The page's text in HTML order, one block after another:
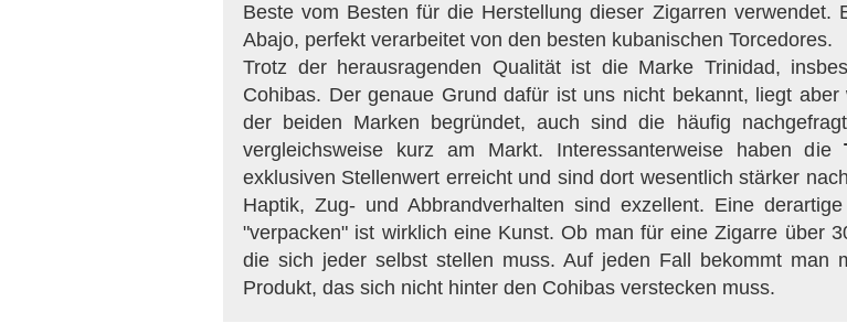
Beste vom Besten für die Herstellung dieser Zigarren verwendet.
Abajo, perfekt verarbeitet von den besten kubanischen Torcedores.
Trotz der herausragenden Qualität ist die Marke Trinidad,
Cohibas. Der genaue Grund dafür ist uns nicht bekannt, liegt
der beiden Marken begründet, auch sind die häufig
vergleichsweise kurz am Markt. Interessanterweise haben die
exklusiven Stellenwert erreicht und sind dort wesentlich stärker
Haptik, Zug- und Abbrandverhalten sind exzellent. Eine
"verpacken" ist wirklich eine Kunst. Ob man für eine Zigarre über
die sich jeder selbst stellen muss. Auf jeden Fall bekommt man
Produkt, das sich nicht hinter den Cohibas verstecken muss.